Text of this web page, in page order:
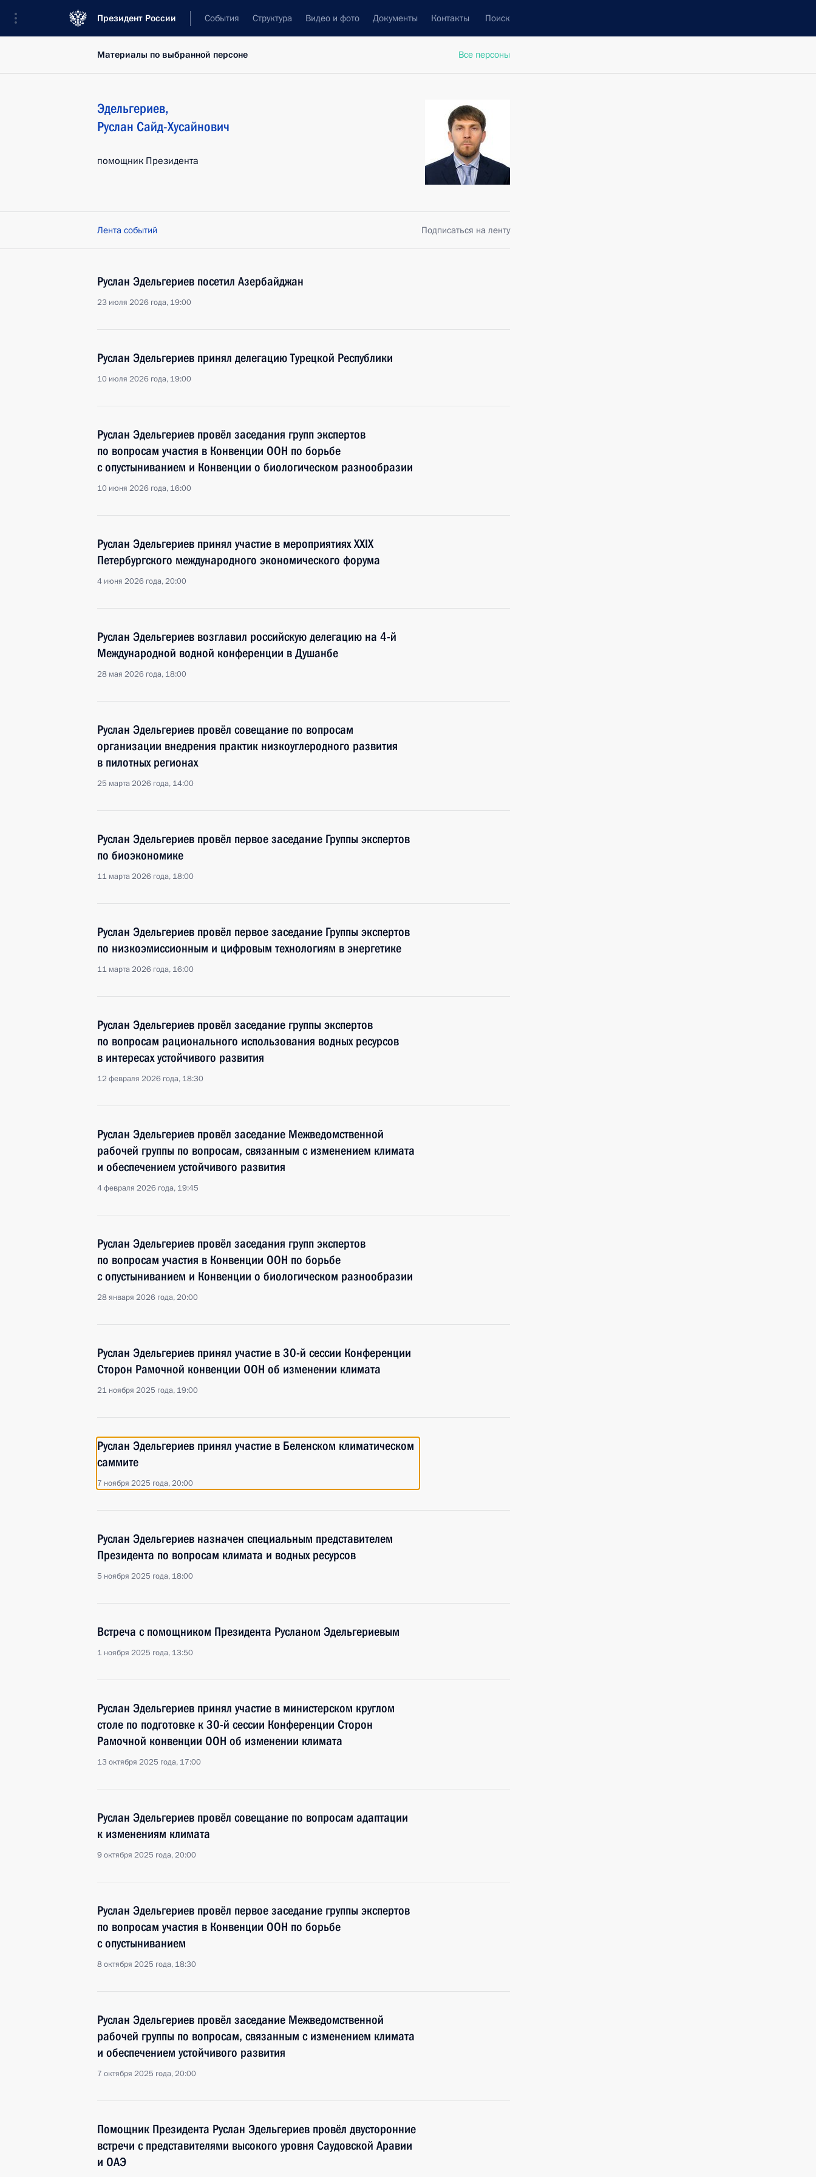
Президент России События Структура Видео и фото Документы Контакты Поиск
Все персоны
Материалы по выбранной персоне
Эдельгериев,
Руслан Сайд-Хусайнович
помощник Президента
Лента событий Подписаться на ленту
Руслан Эдельгериев посетил Азербайджан
23 июля 2026 года, 19:00
Руслан Эдельгериев принял делегацию Турецкой Республики
10 июля 2026 года, 19:00
Руслан Эдельгериев провёл заседания групп экспертов
по вопросам участия в Конвенции ООН по борьбе
с опустыниванием и Конвенции о биологическом разнообразии
10 июня 2026 года, 16:00
Руслан Эдельгериев принял участие в мероприятиях XXIX
Петербургского международного экономического форума
4 июня 2026 года, 20:00
Руслан Эдельгериев возглавил российскую делегацию на 4-й
Международной водной конференции в Душанбе
28 мая 2026 года, 18:00
Руслан Эдельгериев провёл совещание по вопросам
организации внедрения практик низкоуглеродного развития
в пилотных регионах
25 марта 2026 года, 14:00
Руслан Эдельгериев провёл первое заседание Группы экспертов
по биоэкономике
11 марта 2026 года, 18:00
Руслан Эдельгериев провёл первое заседание Группы экспертов
по низкоэмиссионным и цифровым технологиям в энергетике
11 марта 2026 года, 16:00
Руслан Эдельгериев провёл заседание группы экспертов
по вопросам рационального использования водных ресурсов
в интересах устойчивого развития
12 февраля 2026 года, 18:30
Руслан Эдельгериев провёл заседание Межведомственной
рабочей группы по вопросам, связанным с изменением климата
и обеспечением устойчивого развития
4 февраля 2026 года, 19:45
Руслан Эдельгериев провёл заседания групп экспертов
по вопросам участия в Конвенции ООН по борьбе
с опустыниванием и Конвенции о биологическом разнообразии
28 января 2026 года, 20:00
Руслан Эдельгериев принял участие в 30-й сессии Конференции
Сторон Рамочной конвенции ООН об изменении климата
21 ноября 2025 года, 19:00
Руслан Эдельгериев принял участие в Беленском климатическом
саммите
7 ноября 2025 года, 20:00
Руслан Эдельгериев назначен специальным представителем
Президента по вопросам климата и водных ресурсов
5 ноября 2025 года, 18:00
Встреча с помощником Президента Русланом Эдельгериевым
1 ноября 2025 года, 13:50
Руслан Эдельгериев принял участие в министерском круглом
столе по подготовке к 30-й сессии Конференции Сторон
Рамочной конвенции ООН об изменении климата
13 октября 2025 года, 17:00
Руслан Эдельгериев провёл совещание по вопросам адаптации
к изменениям климата
9 октября 2025 года, 20:00
Руслан Эдельгериев провёл первое заседание группы экспертов
по вопросам участия в Конвенции ООН по борьбе
с опустыниванием
8 октября 2025 года, 18:30
Руслан Эдельгериев провёл заседание Межведомственной
рабочей группы по вопросам, связанным с изменением климата
и обеспечением устойчивого развития
7 октября 2025 года, 20:00
Помощник Президента Руслан Эдельгериев провёл двусторонние
встречи с представителями высокого уровня Саудовской Аравии
и ОАЭ